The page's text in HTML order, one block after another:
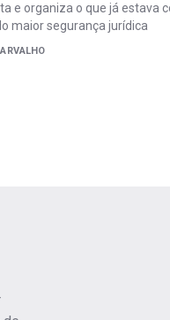
e organiza o que já estava
maior segurança jurídica